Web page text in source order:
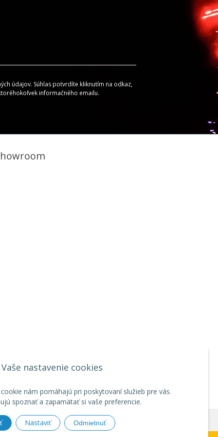
Vaše nastavenie cookies
nám pomáhajú pri poskytovaní služieb pre vás.
spoznať a zapamätať si vaše preferencie.
Nastaviť Odmietnuť
údajov. Súhlas potvrdíte kliknutím na odkaz,
informačného emailu.
NextCom s.r.o.